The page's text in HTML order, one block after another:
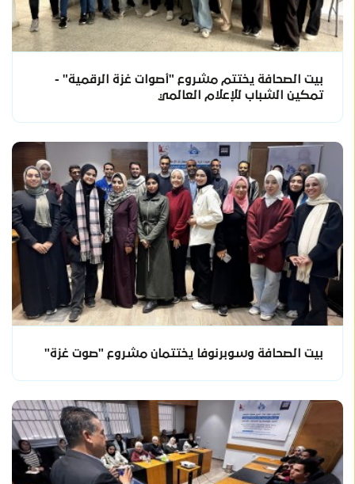
بيت الصحافة يختتم مشروع "أصوات غزة الرقمية" -
تمكين الشباب للإعلام العالمي
بيت الصحافة وسوبرنوفا يختتمان مشروع "صوت غزة"